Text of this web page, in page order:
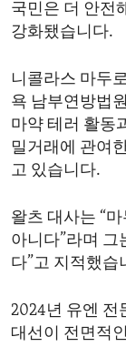
국민은 더 안전
강화됐습니다.
니콜라스 마두
욕 남부연방법
마약 테러 활동
밀거래에 관여
고 있습니다.
왈츠 대사는 “
아니다”라며 그
다”고 지적했습
2024년 유엔 전
대선이 전면적